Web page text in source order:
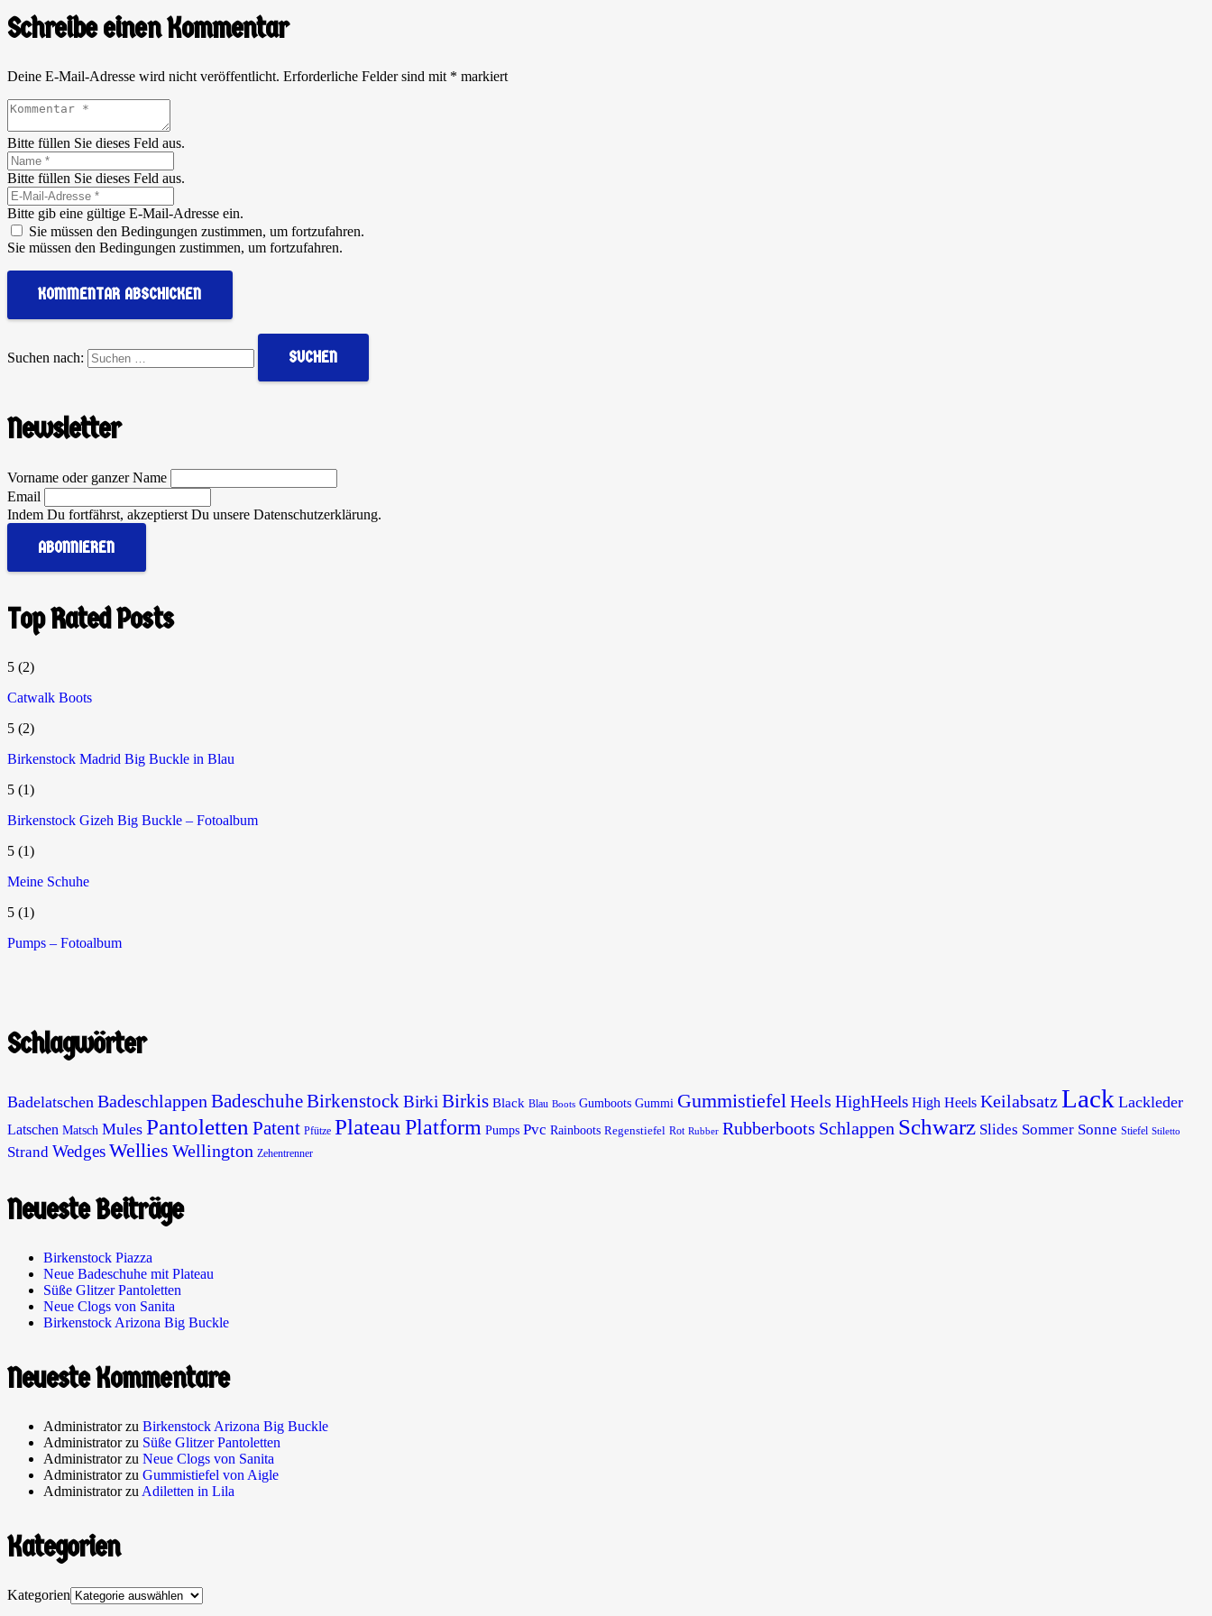
Schreibe einen Kommentar
Deine E-Mail-Adresse wird nicht veröffentlicht. Erforderliche Felder sind mit * markiert
Bitte füllen Sie dieses Feld aus.
Bitte füllen Sie dieses Feld aus.
Bitte gib eine gültige E-Mail-Adresse ein.
Sie müssen den Bedingungen zustimmen, um fortzufahren.
Sie müssen den Bedingungen zustimmen, um fortzufahren.
KOMMENTAR ABSCHICKEN
Suchen nach:
Newsletter
Vorname oder ganzer Name
Email
Indem Du fortfährst, akzeptierst Du unsere Datenschutzerklärung.
Top Rated Posts
5 (2)
Catwalk Boots
5 (2)
Birkenstock Madrid Big Buckle in Blau
5 (1)
Birkenstock Gizeh Big Buckle – Fotoalbum
5 (1)
Meine Schuhe
5 (1)
Pumps – Fotoalbum
Schlagwörter
Badelatschen Badeschlappen BadeschuheBirkenstockBirkiBirkis Black Blau Boots Gumboots Gummi GummistiefelHeels HighHeels High Heels KeilabsatzLack Lackleder
Latschen Matsch Mules Pantoletten Patent Pfütze Plateau Platform Pumps Pvc Rainboots Regenstiefel Rot Rubber Rubberboots Schlappen Schwarz Slides Sommer Sonne Stiefel Stiletto
Strand WedgesWellies Wellington Zehentrenner
Neueste Beiträge
Birkenstock Piazza
Neue Badeschuhe mit Plateau
Süße Glitzer Pantoletten
Neue Clogs von Sanita
Birkenstock Arizona Big Buckle
Neueste Kommentare
Administratorzu Birkenstock Arizona Big Buckle
Administratorzu Süße Glitzer Pantoletten
Administratorzu Neue Clogs von Sanita
Administratorzu Gummistiefel von Aigle
Administratorzu Adiletten in Lila
Kategorien
Kategorien